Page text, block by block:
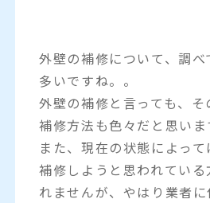
外壁の補修について、調
多いですね。。
外壁の補修と言っても、そ
補修方法も色々だと思いま
また、現在の状態によっ
補修しようと思われてい
れませんが、やはり業者